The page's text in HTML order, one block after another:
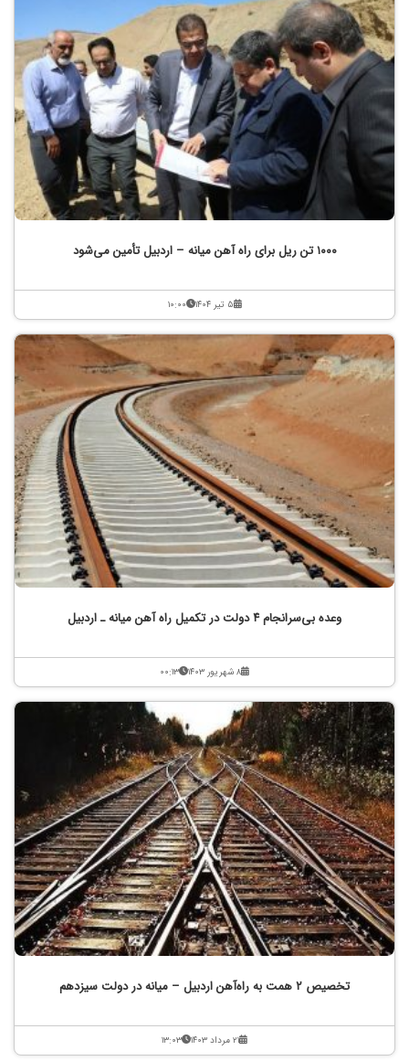
۱۰۰۰ تن ریل برای راه آهن میانه – اردبیل تأمین می‌شود
۵ تیر ۱۴۰۴ ۱۰:۰۰
وعده بی‌سرانجام ۴ دولت در تکمیل راه آهن میانه ـ اردبیل
۸ شهریور ۱۴۰۳ ۰۰:۱۳
تخصیص ۲ همت به راه‌آهن اردبیل – میانه در دولت سیزدهم
۲۱ مرداد ۱۴۰۳ ۱۳:۰۳